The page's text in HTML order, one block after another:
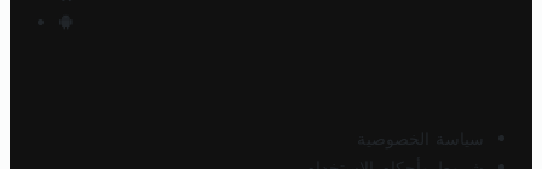
سياسة الخصوصية